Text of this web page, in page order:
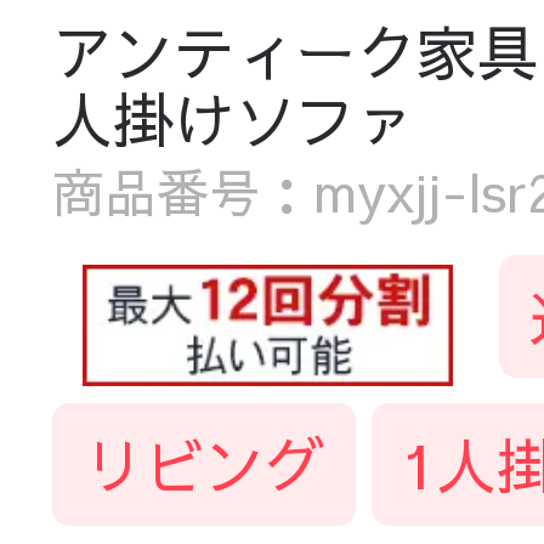
アンティーク家
人掛けソファ
商品番号：myxjj-
リビング
1人